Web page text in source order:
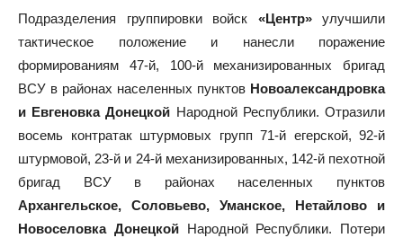
Подразделения группировки войск «Центр»улучшили
тактическое положение и нанесли поражение
формированиям 47-й, 100-й механизированных бригад
ВСУ в районах населенных пунктов Новоалександровка
и Евгеновка Донецкой Народной Республики. Отразили
восемь контратак штурмовых групп 71-й егерской, 92-й
штурмовой, 23-й и 24-й механизированных, 142-й пехотной
бригад ВСУ в районах населенных пунктов
Архангельское, Соловьево, Уманское, Нетайлово и
Новоселовка ДонецкойНародной Республики. Потери